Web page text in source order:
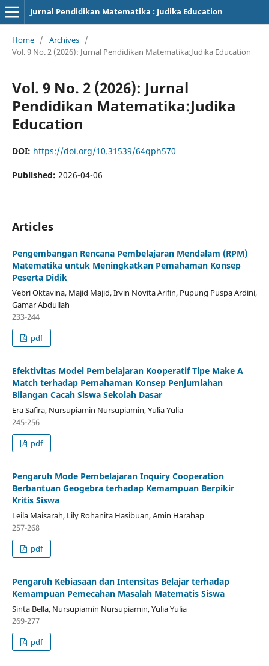
Jurnal Pendidikan Matematika : Judika Education
Home / Archives /
Vol. 9 No. 2 (2026): Jurnal Pendidikan Matematika:Judika Education
Vol. 9 No. 2 (2026): Jurnal
Pendidikan Matematika:Judika
Education
DOI: https://doi.org/10.31539/64qph570
Published: 2026-04-06
Articles
Pengembangan Rencana Pembelajaran Mendalam (RPM)
Matematika untuk Meningkatkan Pemahaman Konsep
Peserta Didik
Vebri Oktavina, Majid Majid, Irvin Novita Arifin, Pupung Puspa Ardini,
Gamar Abdullah
233-244
pdf
Efektivitas Model Pembelajaran Kooperatif Tipe Make A
Match terhadap Pemahaman Konsep Penjumlahan
Bilangan Cacah Siswa Sekolah Dasar
Era Safira, Nursupiamin Nursupiamin, Yulia Yulia
245-256
pdf
Pengaruh Mode Pembelajaran Inquiry Cooperation
Berbantuan Geogebra terhadap Kemampuan Berpikir
Kritis Siswa
Leila Maisarah, Lily Rohanita Hasibuan, Amin Harahap
257-268
pdf
Pengaruh Kebiasaan dan Intensitas Belajar terhadap
Kemampuan Pemecahan Masalah Matematis Siswa
Sinta Bella, Nursupiamin Nursupiamin, Yulia Yulia
269-277
pdf